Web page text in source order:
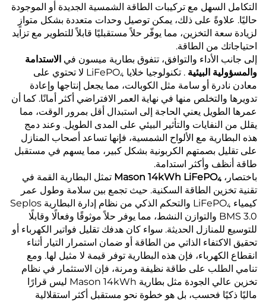
التكامل السهل مع تركيبات الطاقة الشمسية الجديدة أو الموجودة
حاليًا. علاوةً على ذلك، يمكن توصيل وحدات متعددة بشكل متوازٍ
لزيادة سعة التخزين، مما يوفّر حلاً مستقبليًا قابلاً للتطوير مع تزايد
احتياجاتك من الطاقة.
إلى جانب الأداء والتوافق، تتفوق بطارية ميسون في الاستدامة
والمسؤولية البيئية
. تكنولوجيا خلايا LiFePO₄ لا تحتوي على
معادن نادرة أو سامة مثل الكوبالت، مما يجعل إنتاجها وإعادة
تدويرها والتخلص منها في نهاية العمر الافتراضي أكثر أمانًا. كما أن
عمرها الطويل يعني الحاجة إلى استبدال أقل بمرور الوقت، مما
يقلل من النفايات والتأثير البيئي على المدى الطويل. وعند دمج
هذه البطارية مع الألواح الشمسية، فإنها تساعد أصحاب المنازل
على تقليل بصمتهم الكربونية بشكل كبير، مما يسهم في مستقبل
طاقة أنظف وأكثر استدامة.
باختصار، Mason 14kWh LiFePO₄ تمثل البطارية القمة في
تقنية تخزين الطاقة السكنية. حيث تجمع بين سلامة وطول عمر
كيمياء LiFePO₄ والتحكم الذكي من نظام إدارة البطارية Seplos
BMS 3.0 والتوازن النشط، مما يوفر حلاً موثوقًا وفعالًا وقابلًا
للتوسيع للمنازل الحديثة. سواء كان هدفك تقليل فواتير الكهرباء أو
تحقيق الاكتفاء الذاتي من الطاقة أو ضمان استمرار التيار أثناء
انقطاع الكهرباء، فإن هذه البطارية توفر قيمة لا مثيل لها. ومع
تنامي الطلب على طاقة نظيفة ومرنة، فإن الاستثمار في نظام
تخزين عالي الجودة مثل بطارية Mason 14kWh ليس قرارًا
ماليًا ذكيًا فحسب، بل هو خطوة نحو مستقبل أكثر استقلالية